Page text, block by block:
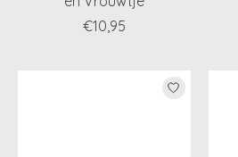
€10,95